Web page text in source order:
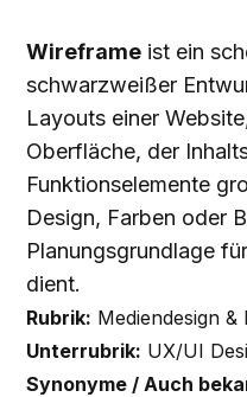
Wireframe ist ein
schwarzweißer
Layouts einer
Oberfläche, der
Funktionselemente
Design, Farben oder
Planungsgrundlage
dient.
Rubrik: Mediendesign &
Unterrubrik: UX/UI
Synonyme / Auch